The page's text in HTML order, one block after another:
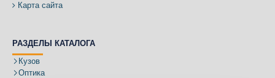
Карта сайта
РАЗДЕЛЫ КАТАЛОГА
Кузов
Оптика